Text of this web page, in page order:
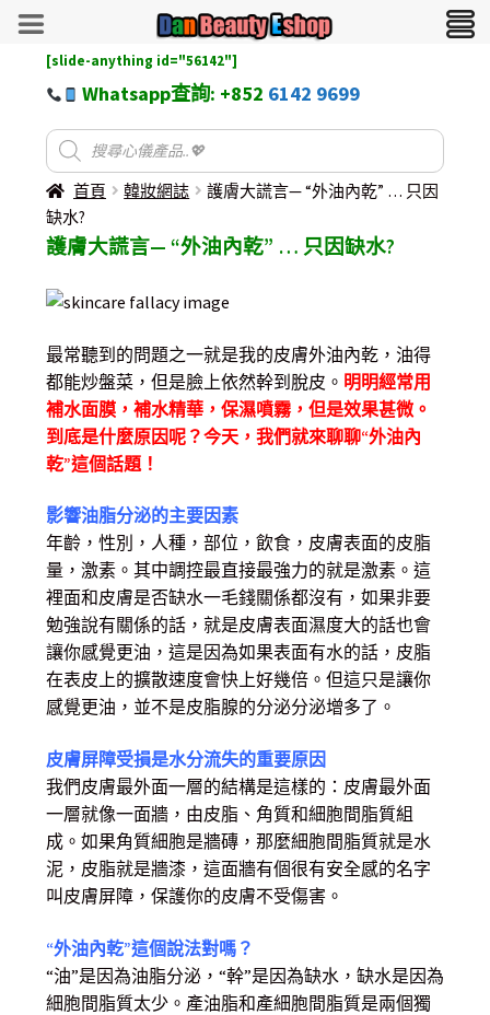
[slide-anything id="56142"]
Whatsapp查詢: +852 6142 9699
首頁 韓妝網誌
護膚大謊言— “外油內乾” … 只因
缺水?
護膚大謊言— “外油內乾” … 只因缺水?
最常聽到的問題之一就是我的皮膚外油內乾，油得
都能炒盤菜，但是臉上依然幹到脫皮。 明明經常用
補水面膜，補水精華，保濕噴霧，但是效果甚微。
到底是什麼原因呢？今天，我們就來聊聊“外油內
乾”這個話題！
影響油脂分泌的主要因素
年齡，性別，人種，部位，飲食，皮膚表面的皮脂
量，激素。其中調控最直接最強力的就是激素。這
裡面和皮膚是否缺水一毛錢關係都沒有，如果非要
勉強說有關係的話，就是皮膚表面濕度大的話也會
讓你感覺更油，這是因為如果表面有水的話，皮脂
在表皮上的擴散速度會快上好幾倍。但這只是讓你
感覺更油，並不是皮脂腺的分泌分泌增多了。
皮膚屏障受損是水分流失的重要原因
我們皮膚最外面一層的結構是這樣的：皮膚最外面
一層就像一面牆，由皮脂、角質和細胞間脂質組
成。如果角質細胞是牆磚，那麼細胞間脂質就是水
泥，皮脂就是牆漆，這面牆有個很有安全感的名字
叫皮膚屏障，保護你的皮膚不受傷害。
“外油內乾”這個說法對嗎？
“油”是因為油脂分泌，“幹”是因為缺水，缺水是因為
細胞間脂質太少。產油脂和產細胞間脂質是兩個獨